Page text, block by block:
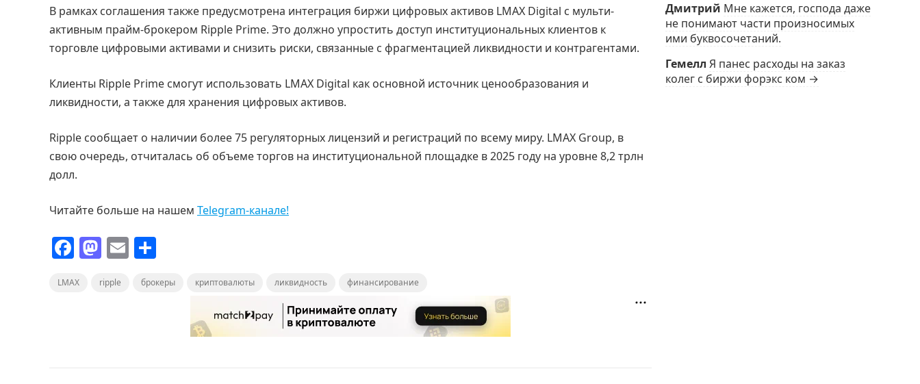
В рамках соглашения также предусмотрена интеграция биржи цифровых активов LMAX Digital с мульти-
активным прайм-брокером Ripple Prime. Это должно упростить доступ институциональных клиентов к
торговле цифровыми активами и снизить риски, связанные с фрагментацией ликвидности и контрагентами.
Клиенты Ripple Prime смогут использовать LMAX Digital как основной источник ценообразования и
ликвидности, а также для хранения цифровых активов.
Ripple сообщает о наличии более 75 регуляторных лицензий и регистраций по всему миру. LMAX Group, в
свою очередь, отчиталась об объеме торгов на институциональной площадке в 2025 году на уровне 8,2 трлн
долл.
Читайте больше на нашем Telegram-канале!
F
c
M
st
E
ai п
LMAX ripple брокеры криптовалюты ликвидность финансирование
Дмитрий Мне кажется, господа даже
не понимают части произносимых
ими буквосочетаний.
Гемелл Я панес расходы на заказ
колег с биржи форэкс ком →